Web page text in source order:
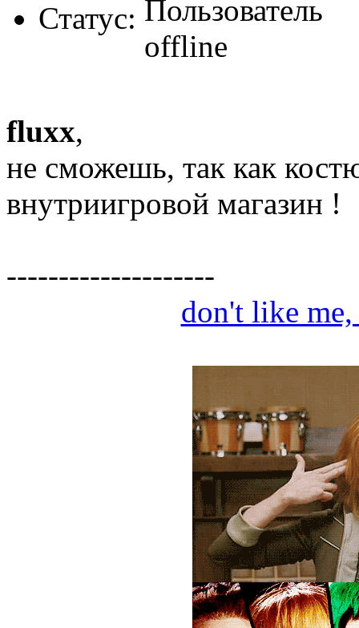
Статус:
fluxx,
не сможешь, так как
внутриигровой магазин !
--------------------
don't like